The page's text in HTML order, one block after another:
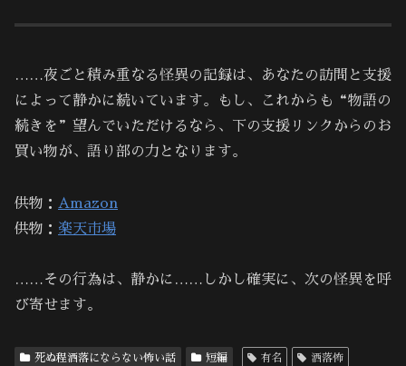
……夜ごと積み重なる怪異の記録は、あなたの訪問と支援
によって静かに続いています。もし、これからも“物語の
続きを”望んでいただけるなら、下の支援リンクからのお
買い物が、語り部の力となります。
供物： Amazon
供物： 楽天市場
……その行為は、静かに……しかし確実に、次の怪異を呼
び寄せます。
死ぬ程洒落にならない怖い話 短編 有名 洒落怖